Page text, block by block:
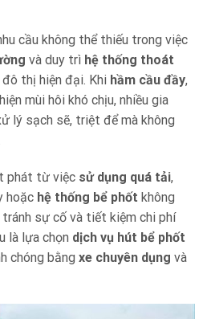
cầu không thể thiếu trong việc
và duy trì hệ thống thoát
thị hiện đại. Khi hầm cầu đầy,
mùi hôi khó chịu, nhiều gia
lý sạch sẽ, triệt để mà không
phát từ việc sử dụng quá tải,
hoặc hệ thống bể phốt không
sự cố và tiết kiệm chi phí
là lựa chọn dịch vụ hút bể phốt
chóng bằng xe chuyên dụng và